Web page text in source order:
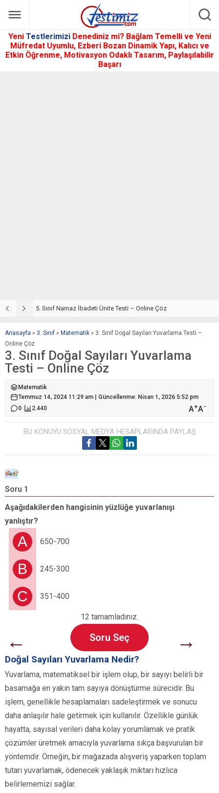
Yeni Testlerimizi Denediniz mi? Bağlam Temelli ve Yeni
Müfredat Uyumlu, Ezberi Bozan Dinamik Yapı, Kalıcı ve
Etkin Öğrenme, Motivasyon Odaklı Tasarım, Paylaşılabilir
Başarı
5. Sınıf Namaz İbadeti Ünite Testi – Online Çöz
Anasayfa » 3. Sınıf » Matematik » 3. Sınıf Doğal Sayıları Yuvarlama Testi –
Online Çöz
3. Sınıf Doğal Sayıları Yuvarlama
Testi – Online Çöz
Matematik
Temmuz 14, 2024 11:29 am | Güncellenme: Nisan 1, 2026 5:52 pm
0
2.440 A+A-
BU KONUYU SOSYAL MEDYA HESAPLARINDA PAYLAŞ
Soru 1
Aşağıdakilerden hangisinin yüzlüğe yuvarlanışı
yanlıştır?
A 650-700
B 245-300
C 351-400
12 tamamladınız.
← Soru Seç →
Doğal Sayıları Yuvarlama Nedir?
Yuvarlama, matematiksel bir işlem olup, bir sayıyı belirli bir
basamağa en yakın tam sayıya dönüştürme sürecidir. Bu
işlem, genellikle hesaplamaları sadeleştirmek ve sonucu
daha anlaşılır hale getirmek için kullanılır. Özellikle günlük
hayatta, sayısal verileri daha kolay yorumlamak ve pratik
çözümler üretmek amacıyla yuvarlama sıkça başvurulan bir
yöntemdir. Örneğin, bir mağazada alışveriş yaparken toplam
tutarı yuvarlamak, ödenecek yaklaşık miktarı hızlıca
belirlememizi sağlar.